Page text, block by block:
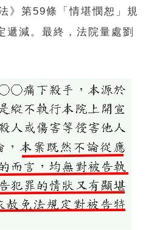
》第59條「情堪憫恕」規
遞減。最終，法院量處劉